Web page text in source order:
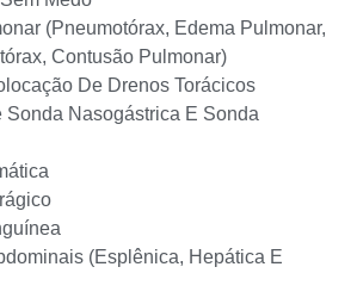
(Pneumotórax, Edema Pulmonar,
Contusão Pulmonar)
De Drenos Torácicos
Sonda Nasogástrica E Sonda
(Esplênica, Hepática E